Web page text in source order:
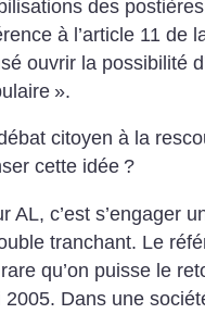
des
à l’article 11 de
ouvrir la possibilité
».
citoyen à la
cette idée ?
AL, c’est s’engager
tranchant. Le
qu’on puisse le
2005. Dans une